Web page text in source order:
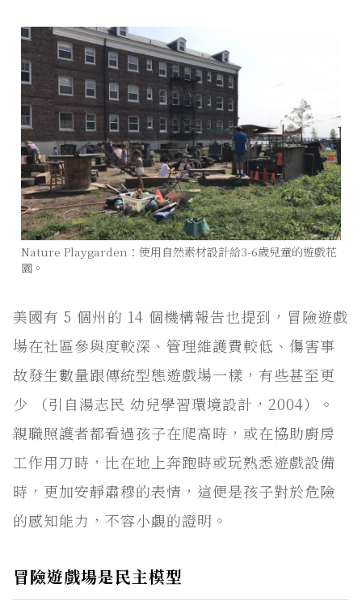
Nature Playgarden：使用自然素材設計給3-6歲兒童的遊戲花
園。
美國有 5 個州的 14 個機構報告也提到，冒險遊戲
場在社區參與度較深、管理維護費較低、傷害事
故發生數量跟傳統型態遊戲場一樣，有些甚至更
少 （引自湯志民 幼兒學習環境設計，2004）。
親職照護者都看過孩子在爬高時，或在協助廚房
工作用刀時，比在地上奔跑時或玩熟悉遊戲設備
時，更加安靜肅穆的表情，這便是孩子對於危險
的感知能力，不容小覷的證明。
冒險遊戲場是民主模型